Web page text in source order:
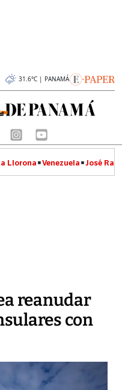
31.6°C | PANAMÁ
Llorona Venezuela José
reanudar
con